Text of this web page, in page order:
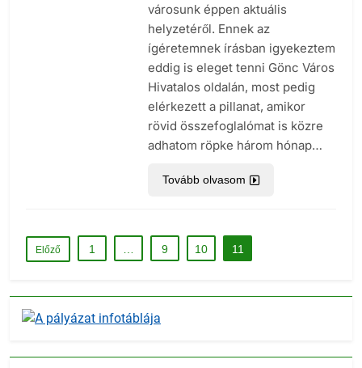
városunk éppen aktuális
helyzetéről. Ennek az
ígéretemnek írásban igyekeztem
eddig is eleget tenni Gönc Város
Hivatalos oldalán, most pedig
elérkezett a pillanat, amikor
rövid összefoglalómat is közre
adhatom röpke három hónap…
Tovább olvasom
Előző 1 9 10 11